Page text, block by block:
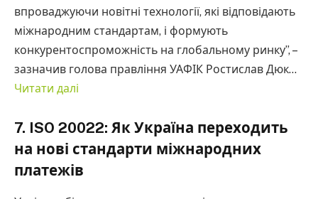
впроваджуючи новітні технології, які відповідають
міжнародним стандартам, і формують
конкурентоспроможність на глобальному ринку”, –
зазначив голова правління УАФІК Ростислав Дюк…
Читати далі
7. ISO 20022: Як Україна переходить
на нові стандарти міжнародних
платежів